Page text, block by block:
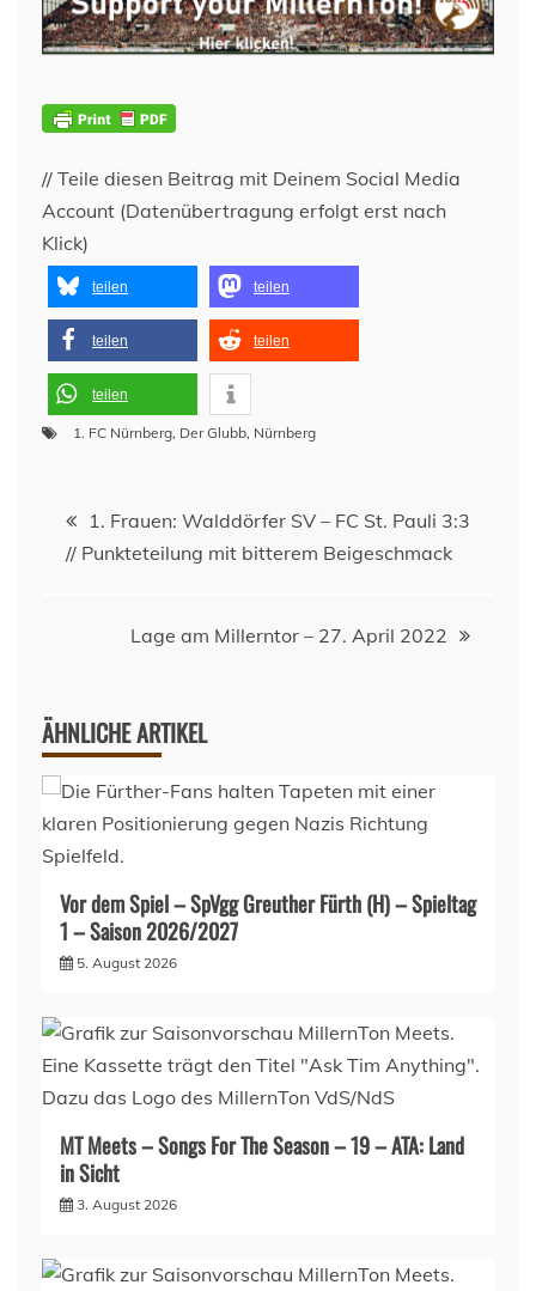
// Teile diesen Beitrag mit Deinem Social Media
Account (Datenübertragung erfolgt erst nach
Klick)
teilen teilen
teilen teilen
teilen
1. FC Nürnberg, Der Glubb, Nürnberg
Beitragsnavigation
1. Frauen: Walddörfer SV – FC St. Pauli 3:3
// Punkteteilung mit bitterem Beigeschmack
Lage am Millerntor – 27. April 2022
ÄHNLICHE ARTIKEL
Vor dem Spiel – SpVgg Greuther Fürth (H) – Spieltag
1 – Saison 2026/2027
5. August 2026
MT Meets – Songs For The Season – 19 – ATA: Land
in Sicht
3. August 2026